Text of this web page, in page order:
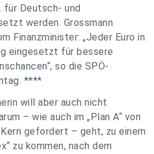
für Deutsch- und
werden. Grossmann
Finanzminister: „Jeder Euro in
eingesetzt für bessere
so die SPÖ-
****
will aber auch nicht
– wie auch im „Plan A“ von
gefordert – geht, zu einem
zu kommen, nach dem